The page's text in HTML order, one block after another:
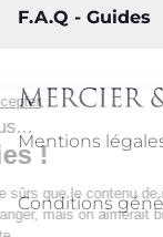
F.A.Q - Guides
Mentions
Conditions